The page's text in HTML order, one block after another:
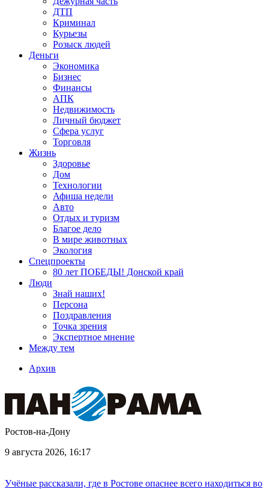
ДТП
Криминал
Курьезы
Розыск людей
Деньги
Экономика
Бизнес
Финансы
АПК
Недвижимость
Личный бюджет
Сфера услуг
Торговля
Жизнь
Здоровье
Дом
Технологии
Афиша недели
Авто
Отдых и туризм
Благое дело
В мире животных
Экология
Спецпроекты
80 лет ПОБЕДЫ! Донской край
Люди
Знай наших!
Персона
Поздравления
Точка зрения
Экспертное мнение
Между тем
Архив
Ростов-на-Дону
9 августа 2026, 16:17
Учёные рассказали, где в Ростове опаснее всего находиться во